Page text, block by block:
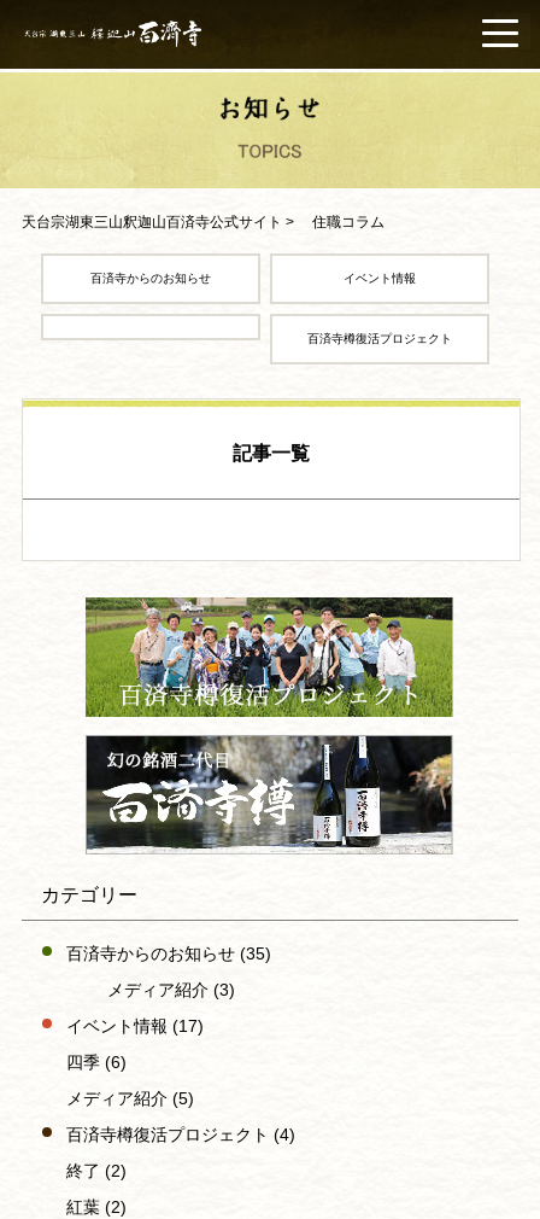
天台宗湖東三山釈迦山百済寺公式サイト > 住職コラム
百済寺からのお知らせ イベント情報
百済寺樽復活プロジェクト
記事一覧
カテゴリー
百済寺からのお知らせ (35)
メディア紹介(3)
イベント情報 (17)
四季 (6)
メディア紹介 (5)
百済寺樽復活プロジェクト (4)
終了 (2)
紅葉 (2)